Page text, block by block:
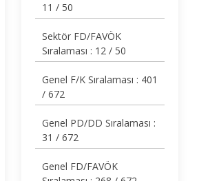
11 / 50
Sektör FD/FAVÖK
Sıralaması : 12 / 50
Genel F/K Sıralaması : 401
/ 672
Genel PD/DD Sıralaması :
31 / 672
Genel FD/FAVÖK